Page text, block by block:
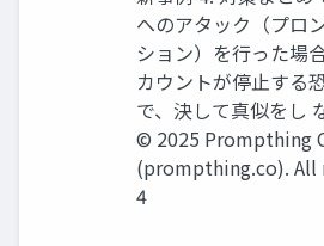
へのアタック（プロ
ション）を行った場
カウントが停止する
で、決して真似をし
© 2025 Prompthing
(prompthing.co). All
4